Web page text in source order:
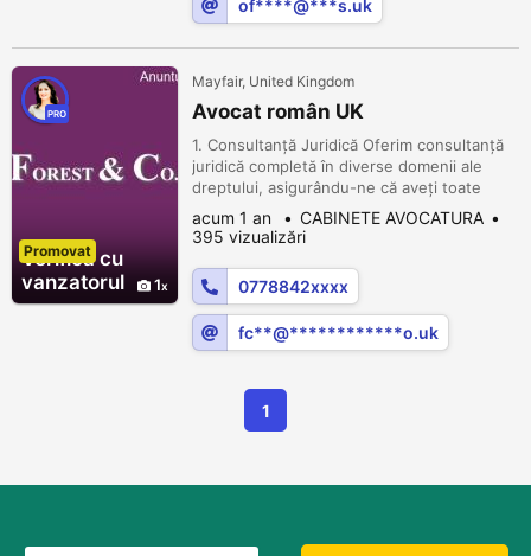
of****@***s.uk
Verifica cu
vanzatorul
1
PRO
Promovat
Mayfair, United Kingdom
Avocat român UK
1. Consultanță Juridică Oferim consultanță
juridică completă în diverse domenii ale
dreptului, asigurându-ne că aveți toate
informațiile necesare pentru a lua decizii
informate și strategice.
acum 1 an
CABINETE AVOCATURA
395 vizualizări
0778842xxxx
fc**@************o.uk
1